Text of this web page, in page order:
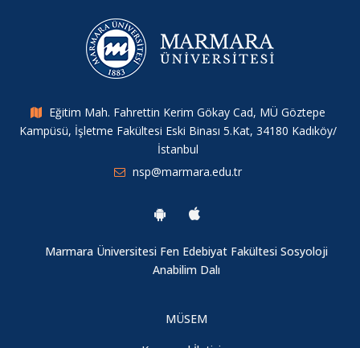
IHSA Konferansı 2025
Merkez Araştırmacımızdan Yeni Bir Çalışma
Eğitim Mah. Fahrettin Kerim Gökay Cad, MÜ Göztepe
Kampüsü, İşletme Fakültesi Eski Binası 5.Kat, 34180 Kadıköy/
İstanbul
nsp@marmara.edu.tr
Marmara Üniversitesi Fen Edebiyat Fakültesi Sosyoloji
Anabilim Dalı
MÜSEM